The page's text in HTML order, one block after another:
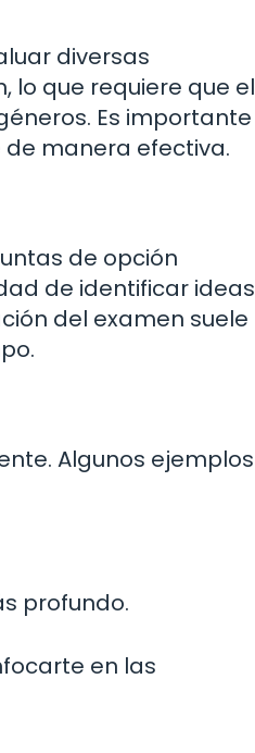
diversas
lo que requiere que el
Es importante
manera efectiva.
de opción
de identificar ideas
del examen suele
Algunos ejemplos
profundo.
en las